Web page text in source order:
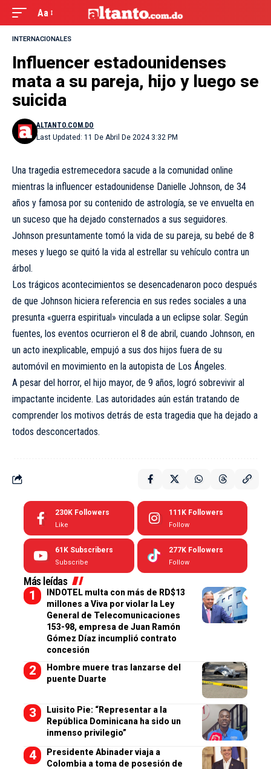
Aa
INTERNACIONALES
Influencer estadounidenses
mata a su pareja, hijo y luego se
suicida
Last Updated: 11 De Abril De 2024 3:32 PM
ALTANTO.COM.DO
Una tragedia estremecedora sacude a la comunidad online
mientras la influencer estadounidense Danielle Johnson, de 34
años y famosa por su contenido de astrología, se ve envuelta en
un suceso que ha dejado consternados a sus seguidores.
Johnson presuntamente tomó la vida de su pareja, su bebé de 8
meses y luego se quitó la vida al estrellar su vehículo contra un
árbol.
Los trágicos acontecimientos se desencadenaron poco después
de que Johnson hiciera referencia en sus redes sociales a una
presunta «guerra espiritual» vinculada a un eclipse solar. Según
fuentes, los eventos ocurrieron el 8 de abril, cuando Johnson, en
un acto inexplicable, empujó a sus dos hijos fuera de su
automóvil en movimiento en la autopista de Los Ángeles.
A pesar del horror, el hijo mayor, de 9 años, logró sobrevivir al
impactante incidente. Las autoridades aún están tratando de
comprender los motivos detrás de esta tragedia que ha dejado a
todos desconcertados.
230K Followers
Like
111K Followers
Follow
61K Subscribers
Subscribe
277K Followers
Follow
Más leídas
INDOTEL multa con más de RD$13
millones a Viva por violar la Ley
General de Telecomunicaciones
153-98, empresa de Juan Ramón
Gómez Díaz incumplió contrato
concesión
Hombre muere tras lanzarse del
puente Duarte
Luisito Pie: “Representar a la
República Dominicana ha sido un
inmenso privilegio”
Presidente Abinader viaja a
Colombia a toma de posesión de